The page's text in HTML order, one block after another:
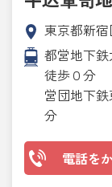
東京都新宿
都営地下
徒歩０分
営団地下
分
電話を